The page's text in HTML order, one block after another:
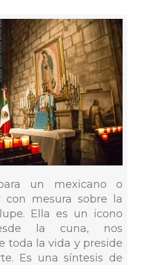
un mexicano o
con mesura sobre la
Ella es un icono
la cuna, nos
toda la vida y preside
Es una síntesis de